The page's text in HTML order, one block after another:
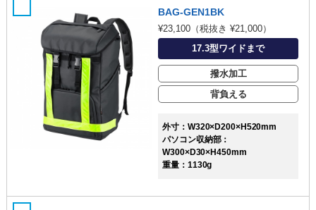
BAG-GEN1BK
¥23,100 （税抜き ¥21,000）
17.3型ワイドまで
撥水加工
背負える
外寸：W320×D200×H520mm
パソコン収納部：
W300×D30×H450mm
重量：1130g